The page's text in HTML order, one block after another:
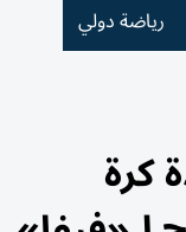
رياضة دولي
كرة